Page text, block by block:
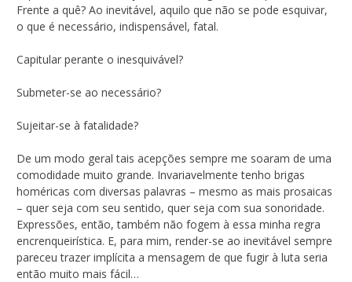
Frente a quê? Ao inevitável, aquilo que não se pode esquivar,
o que é necessário, indispensável, fatal.
Capitular perante o inesquivável?
Submeter-se ao necessário?
Sujeitar-se à fatalidade?
De um modo geral tais acepções sempre me soaram de uma
comodidade muito grande. Invariavelmente tenho brigas
homéricas com diversas palavras – mesmo as mais prosaicas
– quer seja com seu sentido, quer seja com sua sonoridade.
Expressões, então, também não fogem à essa minha regra
encrenqueirística. E, para mim, render-se ao inevitável sempre
pareceu trazer implícita a mensagem de que fugir à luta seria
então muito mais fácil…